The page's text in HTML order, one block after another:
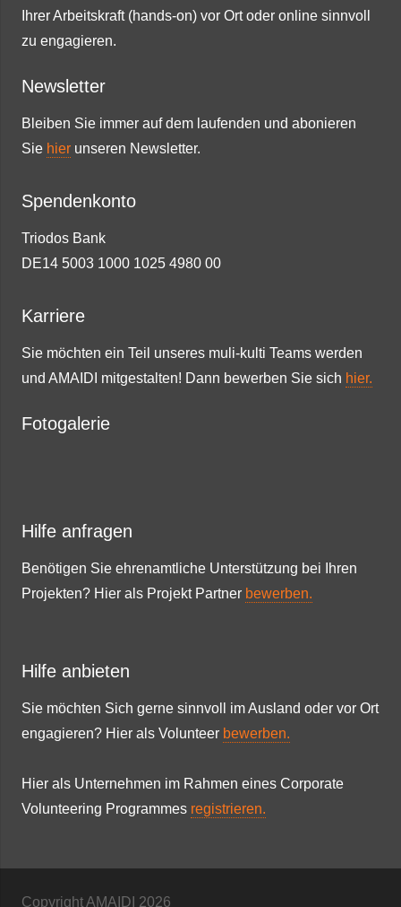
Ihrer Arbeitskraft (hands-on) vor Ort oder online sinnvoll
zu engagieren.
Newsletter
Bleiben Sie immer auf dem laufenden und abonieren
Sie hier unseren Newsletter.
Spendenkonto
Triodos Bank
DE14 5003 1000 1025 4980 00
Karriere
Sie möchten ein Teil unseres muli-kulti Teams werden
und AMAIDI mitgestalten! Dann bewerben Sie sich hier.
Fotogalerie
Hilfe anfragen
Benötigen Sie ehrenamtliche Unterstützung bei Ihren
Projekten? Hier als Projekt Partner bewerben.
Hilfe anbieten
Sie möchten Sich gerne sinnvoll im Ausland oder vor Ort
engagieren? Hier als Volunteer bewerben.
Hier als Unternehmen im Rahmen eines Corporate
Volunteering Programmes registrieren.
Copyright AMAIDI 2026